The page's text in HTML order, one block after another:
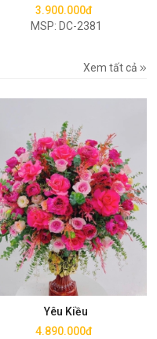
3.900.000đ
MSP: DC-2381
Xem tất cả
Yêu Kiều
4.890.000đ
Mua ngay